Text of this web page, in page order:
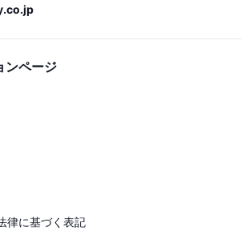
ンページ
律に基づく表記